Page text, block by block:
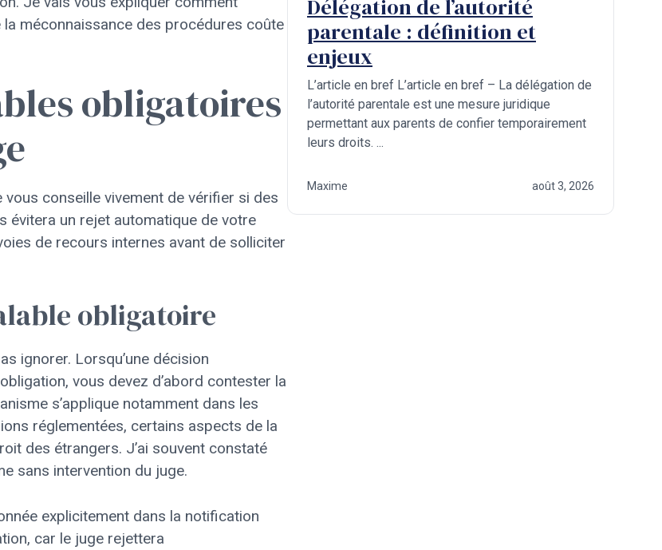
méconnaissance des procédures coûte
obligatoires
vous conseille vivement de vérifier si des
évitera un rejet automatique de votre
de recours internes avant de solliciter
obligatoire
ignorer. Lorsqu’une décision
vous devez d’abord contester la
s’applique notamment dans les
réglementées, certains aspects de la
des étrangers. J’ai souvent constaté
sans intervention du juge.
explicitement dans la notification
car le juge rejettera
Délégation de l’autorité
parentale : définition et
enjeux
L’article en bref L’article en bref – La délégation de
l’autorité parentale est une mesure juridique
permettant aux parents de confier temporairement
leurs droits. ...
Maxime août 3, 2026